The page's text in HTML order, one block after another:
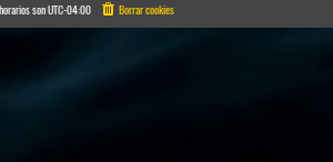
sonUTC-04:00 Borrar cookies